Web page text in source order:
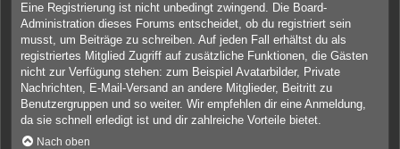
Eine Registrierung ist nicht unbedingt zwingend. Die Board-
Administration dieses Forums entscheidet, ob du registriert sein
musst, um Beiträge zu schreiben. Auf jeden Fall erhältst du als
registriertes Mitglied Zugriff auf zusätzliche Funktionen, die Gästen
nicht zur Verfügung stehen: zum Beispiel Avatarbilder, Private
Nachrichten, E-Mail-Versand an andere Mitglieder, Beitritt zu
Benutzergruppen und so weiter. Wir empfehlen dir eine Anmeldung,
da sie schnell erledigt ist und dir zahlreiche Vorteile bietet.
Nach oben